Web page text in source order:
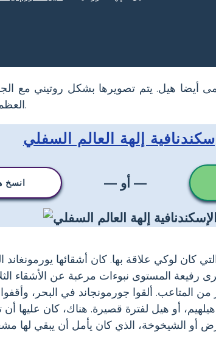
أيضا هيل. يتم تصويرها بشكل روتيني مع
العظمي، وميزات نصف الإنسان.
إلهة العالم السفلي
انسخ — أو —
كان لوكي علاقة بها. كان أشقائها يورمونغاند
رفيعة المستوى نبوءات مرعبة عن الأشقاء
المتاعب. ألقوا جورمونجاند في البحر،
أو هيل لفترة قصيرة. هناك، كان عليها
أو الشيخوخة، الذي كان يأمل أن يبقي لها